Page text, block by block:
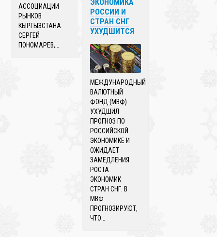
АССОЦИАЦИИ
РЫНКОВ
КЫРГЫЗСТАНА
СЕРГЕЙ
ПОНОМАРЕВ,…
ЭКОНОМИКА
РОССИИ И
СТРАН СНГ
УХУДШИТСЯ
МЕЖДУНАРОДНЫЙ
ВАЛЮТНЫЙ
ФОНД (МВФ)
УХУДШИЛ
ПРОГНОЗ ПО
РОССИЙСКОЙ
ЭКОНОМИКЕ И
ОЖИДАЕТ
ЗАМЕДЛЕНИЯ
РОСТА
ЭКОНОМИК
СТРАН СНГ. В
МВФ
ПРОГНОЗИРУЮТ,
ЧТО…